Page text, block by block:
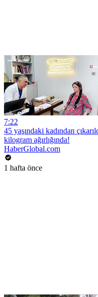
7:22
45 yaşındaki kadından
kilogram ağırlığında!
HaberGlobal.com
1 hafta önce